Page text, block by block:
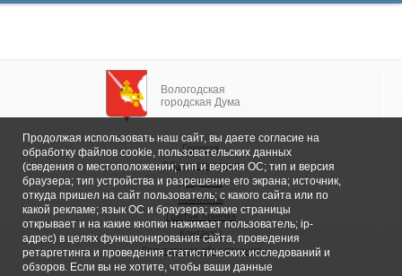
Вологодская
городская Дума
Главная
Общие сведения
Депутаты
Комитеты
График приема
Контакты
Депутатские объединения
Продолжая использовать наш сайт, вы даете согласие на
обработку файлов cookie, пользовательских данных
(сведения о местоположении; тип и версия ОС; тип и версия
браузера; тип устройства и разрешение его экрана; источник,
откуда пришел на сайт пользователь; с какого сайта или по
какой рекламе; язык ОС и браузера; какие страницы
открывает и на какие кнопки нажимает пользователь; ip-
адрес) в целях функционирования сайта, проведения
ретаргетинга и проведения статистических исследований и
обзоров. Если вы не хотите, чтобы ваши данные